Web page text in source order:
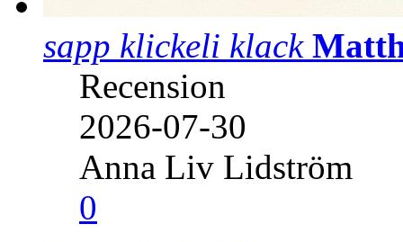
sapp klickeli klack
Recension
2026-07-30
Anna Liv Lidström
0